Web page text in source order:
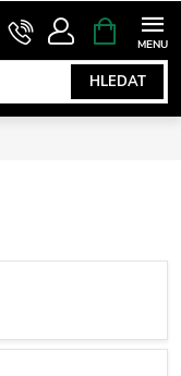
HLEDAT
NÁKUPNÍ
KOŠÍK